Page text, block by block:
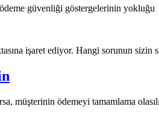
güvenliği göstergelerinin yokluğu
işaret ediyor. Hangi sorunun sizin
müşterinin ödemeyi tamamlama